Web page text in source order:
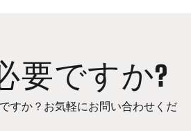
要ですか?
すか？お気軽にお問い合わせくだ